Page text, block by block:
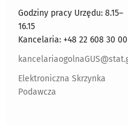
Godziny pracy Urzędu: 8.15–
16.15
Kancelaria: +48 22 608 30 00
Elektroniczna Skrzynka
Podawcza